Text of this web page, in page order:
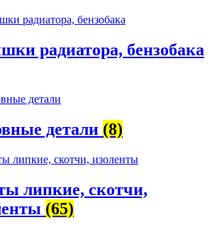
радиатора, бензобака
детали (8)
липкие, скотчи,
(65)